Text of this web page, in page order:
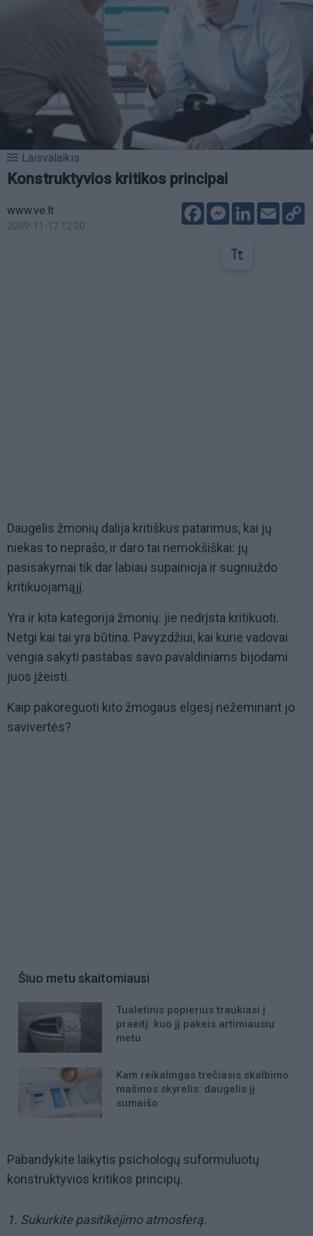
Laisvalaikis
Konstruktyvios kritikos principai
www.ve.lt
2009-11-12 12:00
FacebookMessenger
LinkedIn
Email
Daugelis žmonių dalija kritiškus patarimus, kai jų
niekas to neprašo, ir daro tai nemokšiškai: jų
pasisakymai tik dar labiau supainioja ir sugniuždo
kritikuojamąjį.
Yra ir kita kategorija žmonių: jie nedrįsta kritikuoti.
Netgi kai tai yra būtina. Pavyzdžiui, kai kurie vadovai
vengia sakyti pastabas savo pavaldiniams bijodami
juos įžeisti.
Kaip pakoreguoti kito žmogaus elgesį nežeminant jo
savivertės?
Šiuo metu skaitomiausi
Tualetinis popierius traukiasi į
praeitį: kuo jį pakeis artimiausiu
metu
Kam reikalingas trečiasis skalbimo
mašinos skyrelis: daugelis jį
sumaišo
Pabandykite laikytis psichologų suformuluotų
konstruktyvios kritikos principų.
1. Sukurkite pasitikėjimo atmosferą.